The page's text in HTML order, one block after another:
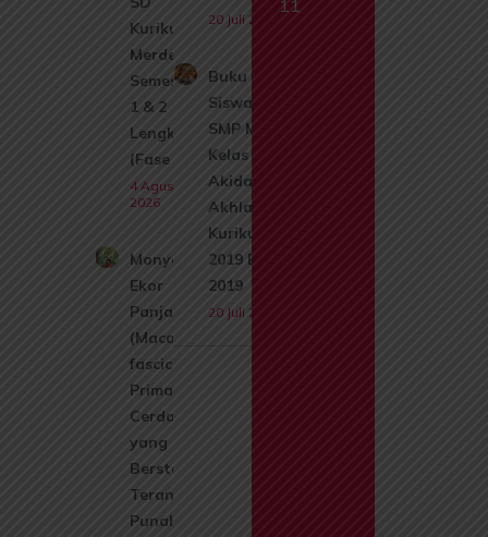
Kurikulum
Merdeka
Semester
1 & 2
Lengkap
(Fase A)
4 Agustus
2026
Monyet
Ekor
Panjang
(Macaca
fascicularis):
Primata
Cerdas
yang Kini
Berstatus
Terancam
Punah
20 Juli 2026
Buku
Siswa
SMP Mts
Kelas 8
Akidah
Akhlak
Kurikulum
2019 Edisi
2019
20 Juli 2026
11